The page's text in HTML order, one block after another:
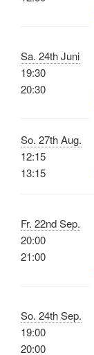
Sa. 24th Juni
19:30
20:30
So. 27th Aug.
12:15
13:15
Fr. 22nd Sep.
20:00
21:00
So. 24th Sep.
19:00
20:00